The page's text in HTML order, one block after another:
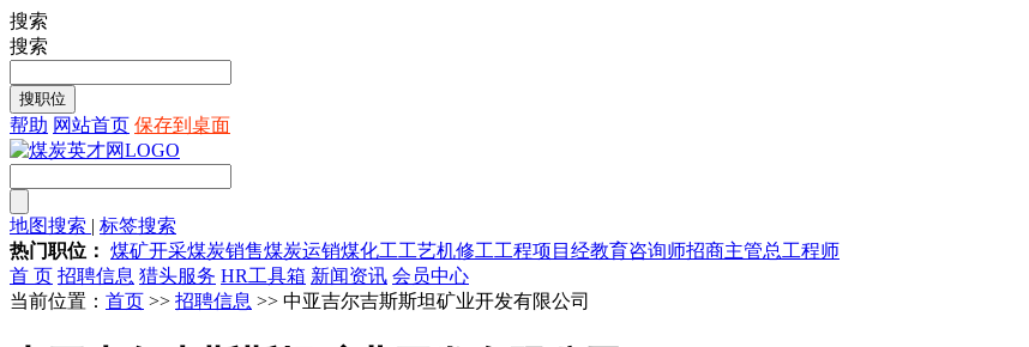
搜索
搜索
帮助 网站首页 保存到桌面
地图搜索 | 标签搜索
热门职位： 煤矿开采煤炭销售煤炭运销煤化工工艺机修工工程项目经教育咨询师招商主管总工程师
首 页 招聘信息 猎头服务 HR工具箱 新闻资讯 会员中心
当前位置： 首页 >> 招聘信息 >> 中亚吉尔吉斯斯坦矿业开发有限公司